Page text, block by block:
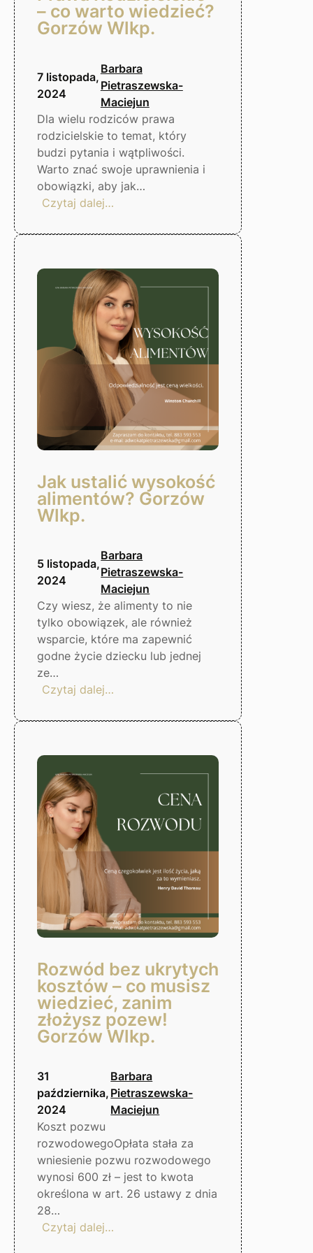
– co warto wiedzieć?
Gorzów Wlkp.
7 listopada,
2024
Barbara
Pietraszewska-
Maciejun
Dla wielu rodziców prawa
rodzicielskie to temat, który
budzi pytania i wątpliwości.
Warto znać swoje uprawnienia i
obowiązki, aby jak…
Czytaj dalej…
Rodzicielskie
co
warto
wiedzieć?
Gorzów
Wlkp.
Jak ustalić wysokość
alimentów? Gorzów
Wlkp.
5 listopada,
2024
Barbara
Pietraszewska-
Maciejun
Czy wiesz, że alimenty to nie
tylko obowiązek, ale również
wsparcie, które ma zapewnić
godne życie dziecku lub jednej
ze…
Czytaj dalej…
ustalić
alimentów?
Gorzów
Rozwód bez ukrytych
kosztów – co musisz
wiedzieć, zanim
złożysz pozew!
Gorzów Wlkp.
31
października,
2024
Barbara
Pietraszewska-
Maciejun
Koszt pozwu
rozwodowegoOpłata stała za
wniesienie pozwu rozwodowego
wynosi 600 zł – jest to kwota
określona w art. 26 ustawy z dnia
28…
Czytaj dalej…